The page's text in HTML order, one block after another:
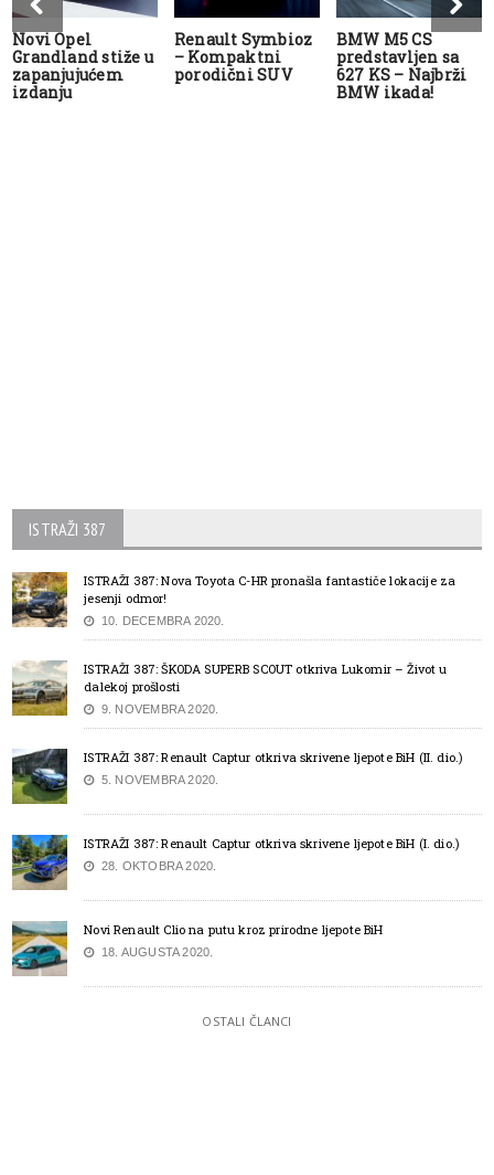
Novi Opel
Grandland stiže u
zapanjujućem
izdanju
Renault Symbioz
– Kompaktni
porodični SUV
BMW M5 CS
predstavljen sa
627 KS – Najbrži
BMW ikada!
ISTRAŽI 387
ISTRAŽI 387: Nova Toyota C-HR pronašla fantastiče lokacije za
jesenji odmor!
10. DECEMBRA 2020.
ISTRAŽI 387: ŠKODA SUPERB SCOUT otkriva Lukomir – Život u
dalekoj prošlosti
9. NOVEMBRA 2020.
ISTRAŽI 387: Renault Captur otkriva skrivene ljepote BiH (II. dio.)
5. NOVEMBRA 2020.
ISTRAŽI 387: Renault Captur otkriva skrivene ljepote BiH (I. dio.)
28. OKTOBRA 2020.
Novi Renault Clio na putu kroz prirodne ljepote BiH
18. AUGUSTA 2020.
OSTALI ČLANCI